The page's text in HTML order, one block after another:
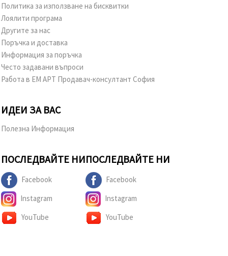
Политика за използване на бисквитки
Лоялити програма
Другите за нас
Поръчка и доставка
Информация за поръчка
Често задавани въпроси
Работа в ЕМ АРТ Продавач-консултант София
ИДЕИ ЗА ВАС
Полезна Информация
ПОСЛЕДВАЙТЕ НИ
Facebook
Instagram
YouTube
ПОСЛЕДВАЙТЕ НИ
Facebook
Instagram
YouTube